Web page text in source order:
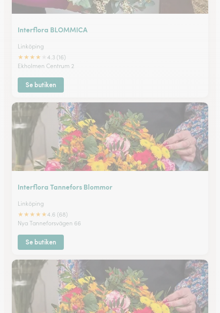
Interflora BLOMMICA
Linköping
★★★★
4.3 (16)
Ekholmen Centrum 2
Se butiken
Interflora Tannefors Blommor
Linköping
★★★★★4.6 (68)
Nya Tanneforsvägen 66
Se butiken